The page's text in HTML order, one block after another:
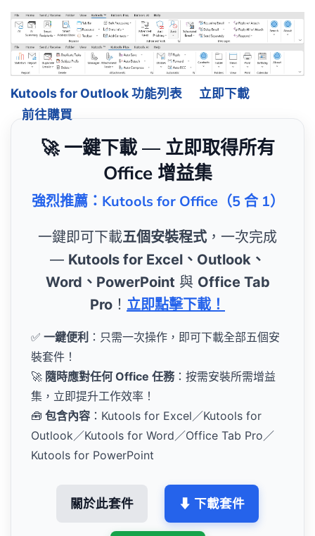
Kutools for Outlook 功能列表
立即下載
前往購買
🚀 一鍵下載 — 立即取得所有
Office 增益集
強烈推薦：Kutools for Office（5 合 1）
一鍵即可下載五個安裝程式 ，一次完成
— Kutools for Excel、Outlook、
Word、PowerPoint 與 Office Tab
Pro ！ 立即點擊下載！
✅ 一鍵便利 ：只需一次操作，即可下載全部五個安
裝套件！
🚀 隨時應對任何 Office 任務：按需安裝所需增益
集，立即提升工作效率！
🧰 包含內容 ：Kutools for Excel／Kutools for
Outlook／Kutools for Word／Office Tab Pro／
Kutools for PowerPoint
關於此套件 ⬇ 下載套件